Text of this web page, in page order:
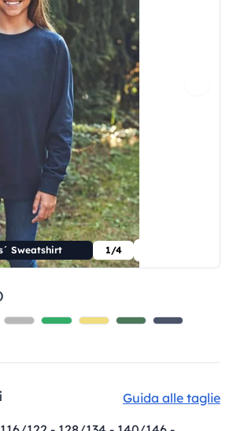
Sweatshirt 1/4
Guida alle taglie